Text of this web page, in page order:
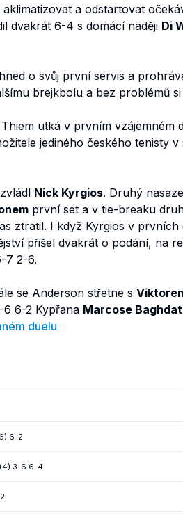
a odstartovat
dvakrát 6-4 s domácí naději Di
o svůj první servis a
brejkbolu a bez problémů
utká v prvním vzájemném
jediného českého tenisty
Nick Kyrgios. Druhý
první set a v tie-breaku
ztratil. I když Kyrgios v
přišel dvakrát o podání, na
7 2-6.
se Anderson střetne s
6-2 Kypřana Marcose
duelu
6-2
3-6 6-4